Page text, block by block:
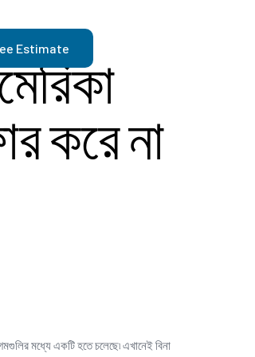
Estimate
করে না
মধ্যে একটি হতে চলেছে৷ এখানেই বিনা